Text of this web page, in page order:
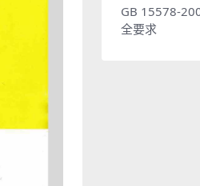
GB 15578-
全要求